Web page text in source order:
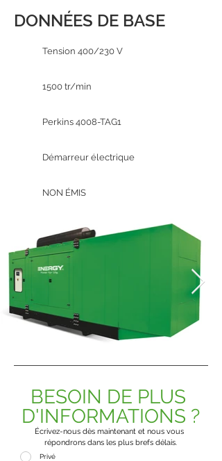
DONNÉES DE BASE
Tension 400/230 V
1500 tr/min
Perkins 4008-TAG1
Démarreur électrique
NON ÉMIS
BESOIN DE PLUS
D'INFORMATIONS ?
Écrivez-nous dès maintenant et nous vous
répondrons dans les plus brefs délais.
Privé